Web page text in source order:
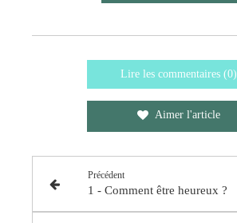
Lire les commentaires (0)
Aimer l'article
Précédent
1 - Comment être heureux ?